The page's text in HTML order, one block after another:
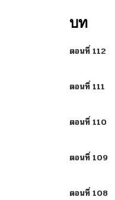
บท
ตอนที่ 112
ตอนที่ 111
ตอนที่ 110
ตอนที่ 109
ตอนที่ 108